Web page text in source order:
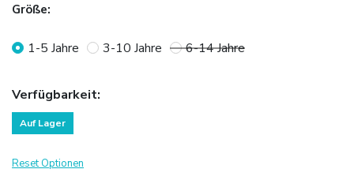
Größe:
1-5 Jahre 3-10 Jahre 6-14 Jahre
Verfügbarkeit:
Auf Lager
Reset Optionen